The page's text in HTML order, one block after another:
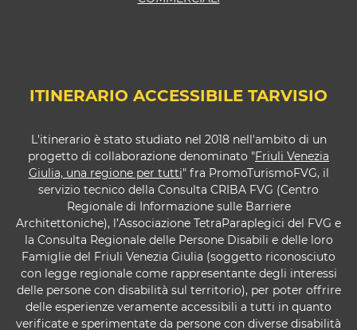
ITINERARIO ACCESSIBILE TARVISIO
L'itinerario è stato studiato nel 2018 nell'ambito di un
progetto di collaborazione denominato "Friuli Venezia
Giulia, una regione per tutti" fra PromoTurismoFVG, il
servizio tecnico della Consulta CRIBA FVG (Centro
Regionale di Informazione sulle Barriere
Architettoniche), l’Associazione TetraParaplegici del FVG e
la Consulta Regionale delle Persone Disabili e delle loro
Famiglie del Friuli Venezia Giulia (soggetto riconosciuto
con legge regionale come rappresentante degli interessi
delle persone con disabilità sul territorio), per poter offrire
delle esperienze veramente accessibili a tutti in quanto
verificate e sperimentate da persone con diverse disabilità